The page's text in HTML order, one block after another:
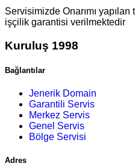
Servisimizde Onarımı
işçilik garantisi verilmektedir
Kuruluş 1998
Bağlantılar
Jenerik Domain
Garantili Servis
Merkez Servis
Genel Servis
Bölge Servisi
Adres